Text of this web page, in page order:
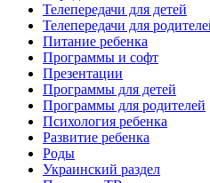
Телепередачи для детей
Телепередачи для
Питание ребенка
Программы и софт
Презентации
Программы для детей
Программы для родителей
Психология ребенка
Развитие ребенка
Роды
Украинский раздел